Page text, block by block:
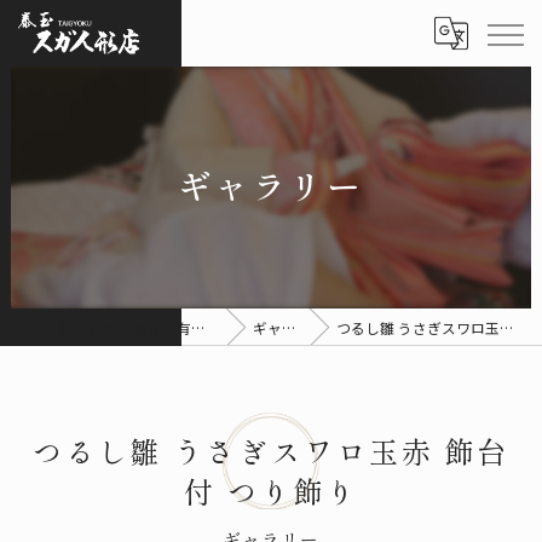
ギャラリー
雛人形の通販なら有限会社スガ人形店 ギャラリー つるし雛 うさぎスワロ玉赤 飾台付 つり飾り
つるし雛 うさぎスワロ玉赤 飾台
付 つり飾り